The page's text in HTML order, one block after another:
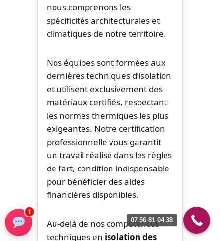
nous comprenons les
spécificités architecturales et
climatiques de notre territoire.
Nos équipes sont formées aux
dernières techniques d’isolation
et utilisent exclusivement des
matériaux certifiés, respectant
les normes thermiques les plus
exigeantes. Notre certification
professionnelle vous garantit
un travail réalisé dans les règles
de l’art, condition indispensable
pour bénéficier des aides
financières disponibles.
Au-delà de nos compétences
techniques en isolation des
07 56 81 04 38
1